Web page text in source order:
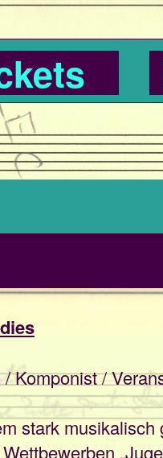
Komponist /
stark musikalisch